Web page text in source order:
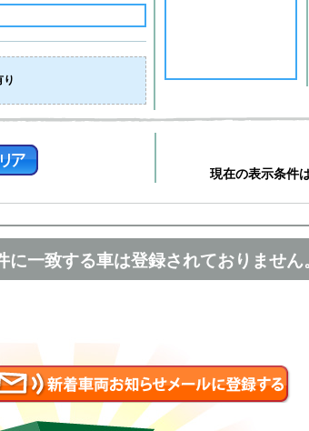
り
現在の表示条件
に一致する車は登録されておりません